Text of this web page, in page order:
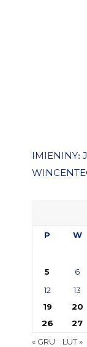
IMIENINY:
P W
5
6
12
13
19
20
26
27
« GRU
LUT »